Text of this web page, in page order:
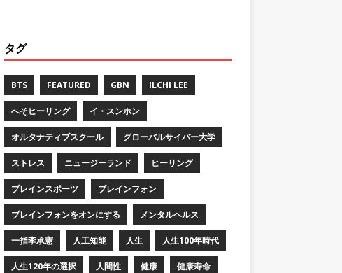
タグ
BTS FEATURED GBN ILCHI LEE
へそヒーリング イ・スンホン
オルタナティブスクール グローバルサイバー大学
ストレス ニュージーランド ヒーリング
ブレインスポーツ ブレインフォン
ブレインフォンをオンにする メンタルヘルス
一指李承憲 人工知能 人生 人生100年時代
人生120年の選択 人間性 健康 健康寿命